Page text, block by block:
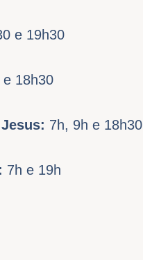
e 19h30
e 18h30
7h, 9h e 18h30
7h e 19h